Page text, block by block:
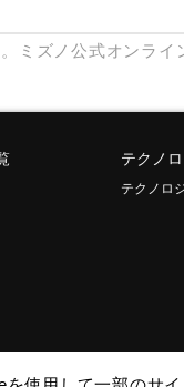
ミズノ公式オンライ
テクノ
テクノロ